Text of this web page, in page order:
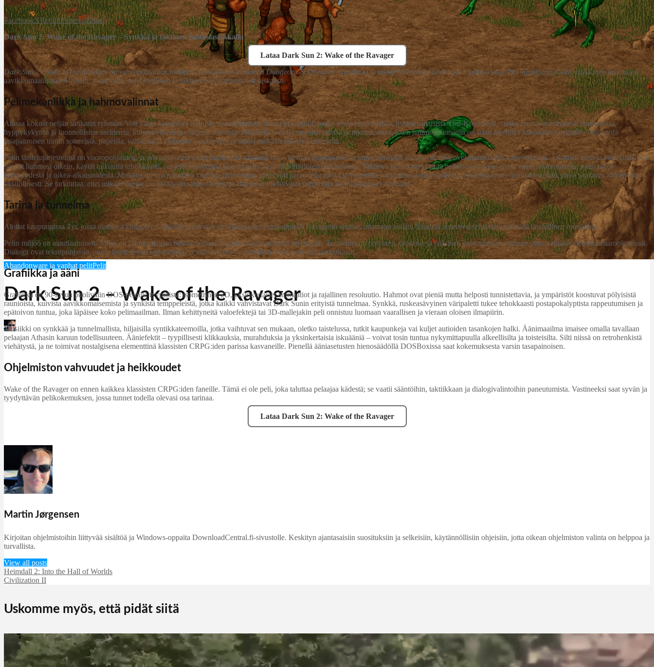
Abandonware ja vanhat pelitPelit
Dark Sun 2 – Wake of the Ravager
Martin Jørgensen
november 3, 2025
FacebookXRedditPinterestEmail
Dark Sun 2: Wake of the Ravager – Synkkä ja taktinen fantasiaseikkailu
Lataa Dark Sun 2: Wake of the Ravager
Dark Sun 2: Wake of the Ravager on vuoropohjainen roolipeli, joka jatkaaAdvanced Dungeons & Dragons-maailmaa ja toimiiShattered Lands-pelin jatko-osana. Peli sijoittuu julmaan, niukkojen resurssien
aavikkomaailmaan Athasiin, jossa valta, selviytyminen ja taktiset valinnat painavat raskaasti.
Pelimekaniikka ja hahmovalinnat
Alussa kokoat neljän sankarin ryhmän. Voit valita klassisista roduista, kuten ihmiset, haltiat ja kääpiöt, mutta myös eksoottisista, hyönteismäisistä Thri-Kreeneistä – jotka erottuvat erityisesti nopeutensa,
hyppykykynsä ja luonnollisten aseidensa, kuten kynsien ja myrkyn, ansiosta. Jokaisella rodulla on omat etunsa ja rajoituksensa, joten hahmovalinnoilla on suuri merkitys kokonaisstrategialle. Voit koota
tasapainoisen tiimin sotureista, papeista, varkaista ja velhoista – pelityylisi ja tapasi mukaan lähestyä taisteluita.
Pelin taistelujärjestelmä on vuoropohjainen, ja selviytyminen vaatii huolellista suunnittelua – etenkin loppupuolella, kun vastustajat muuttuvat sekä ovelammiksi että vahvemmiksi. Jokainen taistelu edellyttää, että
sijoitat hahmosi oikein, käytät taikuutta tehokkaasti, suojelet heikompia jäseniä ja hyödynnät vihollisten heikkouksia. Taktinen kerros on syvä ja palkitseva – kyse ei ole vain raakavoimasta, vaan myös
älykkyydestä ja oikea-aikaisuudesta. Mukana on myös kattava crafting-järjestelmä, jossa voit parannella aseita ja varusteita harvinaisilla materiaaleilla, sekä kokemus-/taitojärjestelmä, jossa sankarisi kehittyvät
yksilöllisesti. Se tarkoittaa, ettei mikään läpipeluu ole täysin samanlainen, ja että joudut jatkuvasti säätämään taktiikkaasi ja valintojasi.
Tarina ja tunnelma
Aloitat kaupungissa Tyr, jossa mahtava Dragon on lähettänyt pimeän armeijansa, tunnetun nimellä Ravagerin seurue, ottamaan vallan. Sinun ja seurueesi tehtävänä on estää täydellinen romahdus.
Pelin miljöö on ainutlaatuinen: Athas on julma, magian tuhoama maailma, jota asuttavat karut selviytyjät. Tunnelma on pölyinen, uhkaava ja erilainen kuin missään muussa saman aikakauden fantasiaroolipelissä.
Dialogit ovat tekstipohjaisia, mutta huolellisesti kirjoitettuja, ja valinnoillasi on todellista vaikutusta tarinan kulkuun.
Grafiikka ja ääni
Grafiikka on 90-luvun puolivälin DOS-peleille tyypillistä: isometrinen 2D, yksinkertaiset animaatiot ja rajallinen resoluutio. Hahmot ovat pieniä mutta helposti tunnistettavia, ja ympäristöt koostuvat pölyisistä
raunioista, kuivista aavikkomaisemista ja synkistä temppeleistä, jotka kaikki vahvistavat Dark Sunin erityistä tunnelmaa. Synkkä, ruskeasävyinen väripaletti tukee tehokkaasti postapokalyptista rappeutumisen ja
epätoivon tuntua, joka läpäisee koko pelimaailman. Ilman kehittyneitä valoefektejä tai 3D-mallejakin peli onnistuu luomaan vaarallisen ja vieraan oloisen ilmapiirin.
Musiikki on synkkää ja tunnelmallista, hiljaisilla syntikkateemoilla, jotka vaihtuvat sen mukaan, oletko taistelussa, tutkit kaupunkeja vai kuljet autioiden tasankojen halki. Äänimaailma imaisee omalla tavallaan
pelaajan Athasin karuun todellisuuteen. Ääniefektit – tyypillisesti klikkauksia, murahduksia ja yksinkertaisia iskuääniä – voivat tosin tuntua nykymittapuulla alkeellisilta ja toisteisilta. Silti niissä on retrohenkistä
viehätystä, ja ne toimivat nostalgisena elementtinä klassisten CRPG:iden parissa kasvaneille. Pienellä ääniasetusten hienosäädöllä DOSBoxissa saat kokemuksesta varsin tasapainoisen.
Ohjelmiston vahvuudet ja heikkoudet
Wake of the Ravager on ennen kaikkea klassisten CRPG:iden faneille. Tämä ei ole peli, joka taluttaa pelaajaa kädestä; se vaatii sääntöihin, taktiikkaan ja dialogivalintoihin paneutumista. Vastineeksi saat syvän ja
tyydyttävän pelikokemuksen, jossa tunnet todella olevasi osa tarinaa.
Lataa Dark Sun 2: Wake of the Ravager
Martin Jørgensen
Kirjoitan ohjelmistoihin liittyvää sisältöä ja Windows-oppaita DownloadCentral.fi-sivustolle. Keskityn ajantasaisiin suosituksiin ja selkeisiin, käytännöllisiin ohjeisiin, jotta oikean ohjelmiston valinta on helppoa ja
turvallista.
View all posts
Heimdall 2: Into the Hall of Worlds
Civilization II
Uskomme myös, että pidät siitä